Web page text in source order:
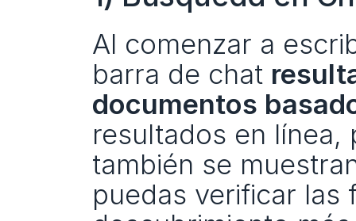
Al comenzar a
barra de chat
documentos
resultados en
también se
puedas verificar las